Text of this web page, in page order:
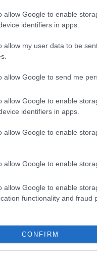
allow Google to enable
identifiers in apps.
allow my user data to be
allow Google to send me
allow Google to enable
identifiers in apps.
allow Google to enable
allow Google to enable
allow Google to enable
functionality and fraud
CONFIRM